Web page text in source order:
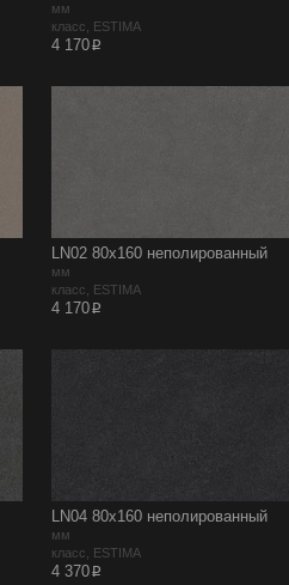
мм
класс, ESTIMA
4 170p
LN02 80х160 неполированный
мм
класс, ESTIMA
4 170p
LN04 80х160 неполированный
мм
класс, ESTIMA
4 370p